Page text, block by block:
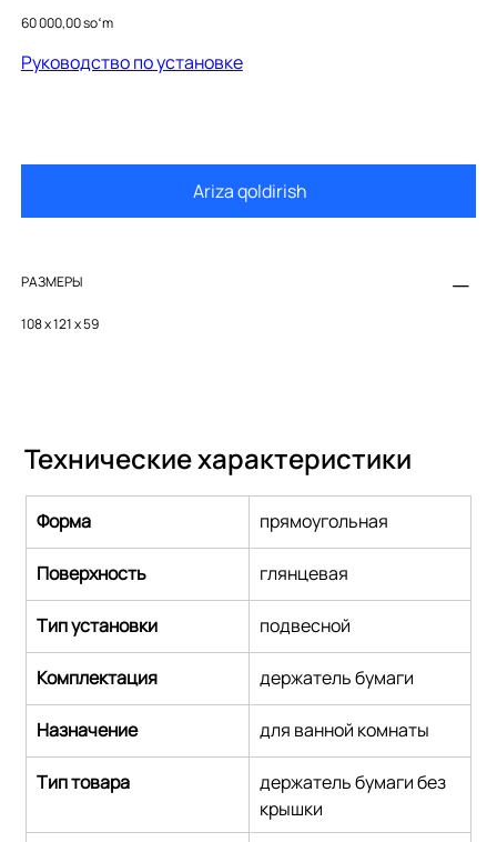
Price
60 000,00 soʻm
Руководство по установке
Ariza qoldirish
РАЗМЕРЫ
108 x 121 x 59
Технические характеристики
Форма прямоугольная
Поверхность глянцевая
Тип установки подвесной
Комплектация держатель бумаги
Назначение для ванной комнаты
Тип товара
держатель бумаги без
крышки